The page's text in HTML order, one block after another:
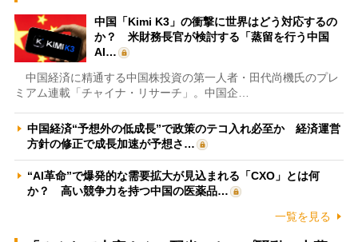
中国「Kimi K3」の衝撃に世界はどう対応するの
か？ 米財務長官が検討する「蒸留を行う中国
AI…
中国経済に精通する中国株投資の第一人者・田代尚機氏のプレ
ミアム連載「チャイナ・リサーチ」。中国企…
中国経済“予想外の低成長”で政策のテコ入れ必至か 経済運営
方針の修正で成長加速が予想さ…
“AI革命”で爆発的な需要拡大が見込まれる「CXO」とは何
か？ 高い競争力を持つ中国の医薬品…
一覧を見る